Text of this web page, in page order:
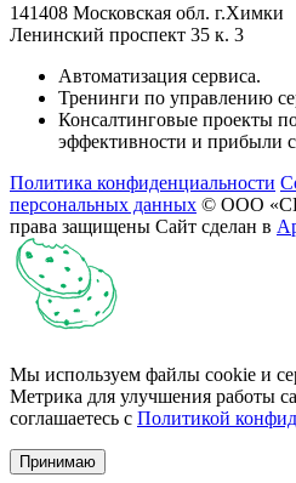
141408 Московская обл. г.Химки
Ленинский проспект 35 к. 3
Автоматизация сервиса.
Тренинги по управлению
Консалтинговые проекты
эффективности и прибыли
Политика конфиденциальности
персональных данных © ООО
права защищены Сайт сделан в
Мы используем файлы cookie и
Метрика для улучшения работы
соглашаетесь с Политикой
Принимаю